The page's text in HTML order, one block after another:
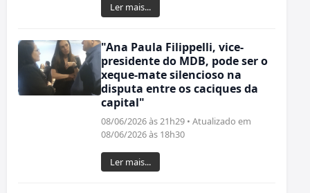
Ler mais...
"Ana Paula Filippelli, vice-
presidente do MDB, pode ser o
xeque-mate silencioso na
disputa entre os caciques da
capital"
08/06/2026 às 21h29 • Atualizado em
08/06/2026 às 18h30
Ler mais...